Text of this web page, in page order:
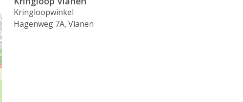
Kringloopwinkel
Hagenweg 7A, Vianen